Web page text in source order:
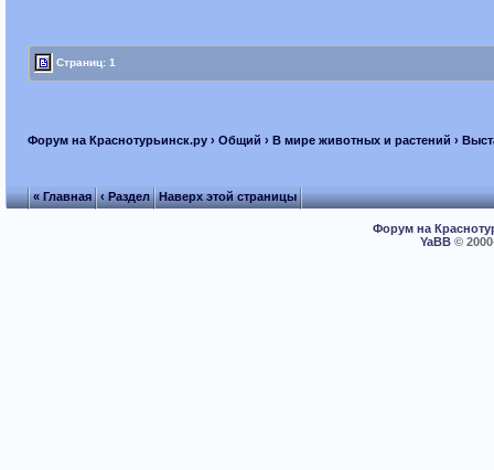
Страниц: 1
Форум на Краснотурьинск.ру› Общий › В мире животных и растений ›
« Главная ‹ Раздел Наверх этой страницы
Форум на
YaBB©